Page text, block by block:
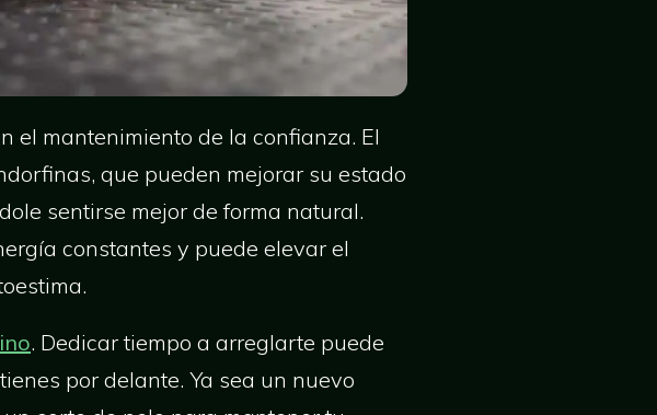
el mantenimiento de la confianza. El
que pueden mejorar su estado
sentirse mejor de forma natural.
constantes y puede elevar el
. Dedicar tiempo a arreglarte puede
por delante. Ya sea un nuevo